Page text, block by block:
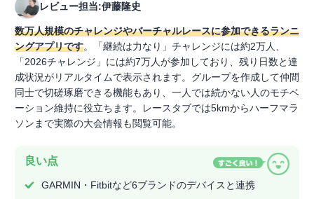
レビュー担当:伊藤隆史
数万人規模のチャレンジやバーチャルレースに参加できるランニ
ングアプリです。「継続は力なり」チャレンジには約2万人、
「2026チャレンジ」には約7万人が参加しており、残り日数と達
成状況がリアルタイムで表示されます。グループを作成して仲間
同士で切磋琢磨できる機能もあり、一人では続かない人のモチベ
ーション維持に役立ちます。レースタブでは5kmからハーフマラ
ソンまで実際の大会情報も閲覧可能。
良い点
GARMIN・Fitbitなど6ブランドのデバイスと連携